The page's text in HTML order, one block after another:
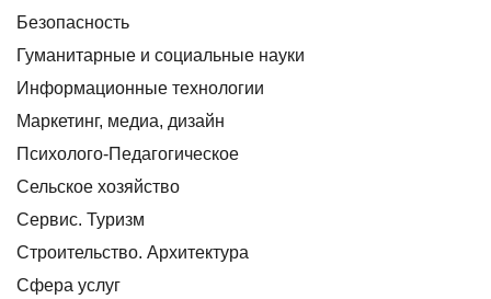
Безопасность
Гуманитарные и социальные науки
Информационные технологии
Маркетинг, медиа, дизайн
Психолого-Педагогическое
Сельское хозяйство
Сервис. Туризм
Строительство. Архитектура
Сфера услуг